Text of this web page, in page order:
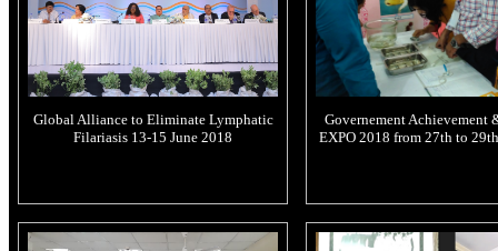
Global Alliance to Eliminate Lymphatic
Filariasis 13-15 June 2018
Governement Achievement
EXPO 2018 from 27th to